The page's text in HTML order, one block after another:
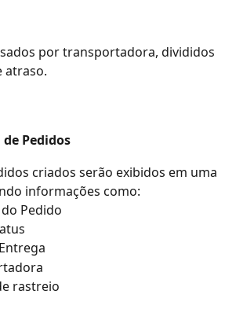
por transportadora, divididos
atraso.
Pedidos
criados serão exibidos em uma
informações como:
Pedido
rastreio